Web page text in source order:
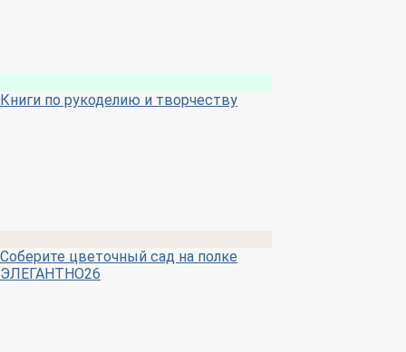
Книги по рукоделию и творчеству
Соберите цветочный сад на полке
ЭЛЕГАНТНО26